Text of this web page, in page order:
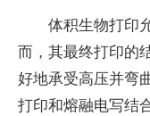
体积生物打印
而，其最终打印的
好地承受高压并弯
打印和熔融电写结合